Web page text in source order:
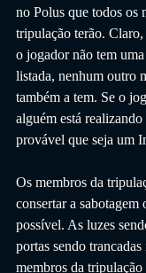
no Polus que todos os
tripulação terão.
o jogador não tem
listada, nenhum outro
também a tem. Se o
alguém está realizando
provável que seja um
Os membros da
consertar a sabotagem
possível. As luzes
portas sendo
membros da